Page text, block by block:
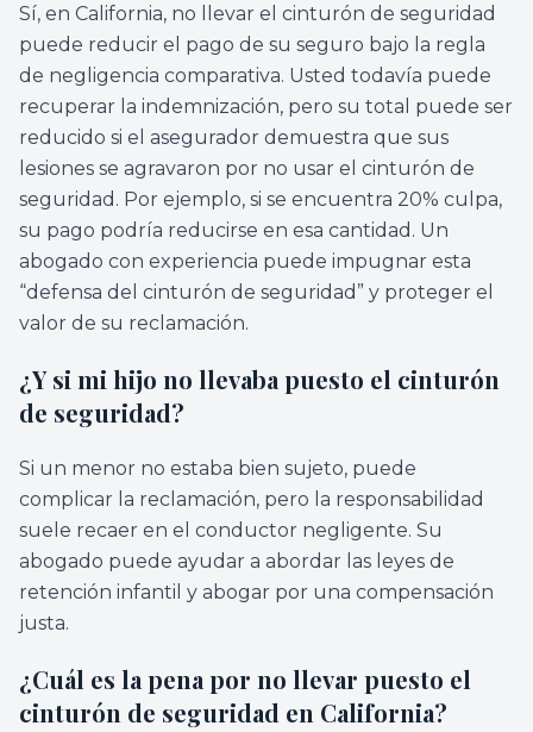
Sí, en California, no llevar el cinturón de seguridad
puede reducir el pago de su seguro bajo la regla
de negligencia comparativa. Usted todavía puede
recuperar la indemnización, pero su total puede ser
reducido si el asegurador demuestra que sus
lesiones se agravaron por no usar el cinturón de
seguridad. Por ejemplo, si se encuentra 20% culpa,
su pago podría reducirse en esa cantidad. Un
abogado con experiencia puede impugnar esta
“defensa del cinturón de seguridad” y proteger el
valor de su reclamación.
¿Y si mi hijo no llevaba puesto el cinturón
de seguridad?
Si un menor no estaba bien sujeto, puede
complicar la reclamación, pero la responsabilidad
suele recaer en el conductor negligente. Su
abogado puede ayudar a abordar las leyes de
retención infantil y abogar por una compensación
justa.
¿Cuál es la pena por no llevar puesto el
cinturón de seguridad en California?